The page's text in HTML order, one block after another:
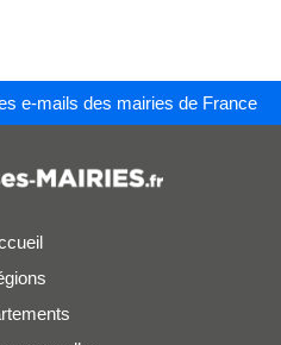
e-mails des mairies de France